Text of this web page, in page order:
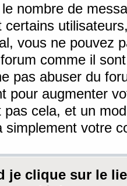
nombre de
certains
vous ne pouvez
comme il
pas abuser du
pour augmenter
pas cela, et un
simplement votre
je clique sur le